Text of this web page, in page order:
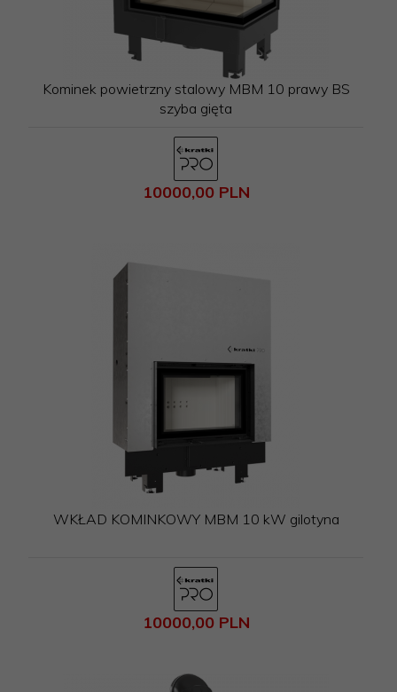
Kominek powietrzny stalowy MBM 10 prawy BS
szyba gięta
10000,00 PLN
WKŁAD KOMINKOWY MBM 10 kW gilotyna
10000,00 PLN